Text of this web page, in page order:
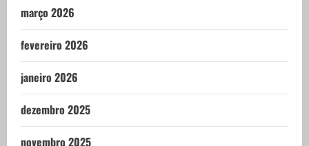
março 2026
fevereiro 2026
janeiro 2026
dezembro 2025
novembro 2025